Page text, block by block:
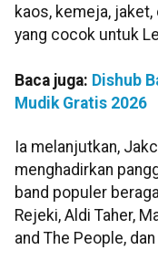
kaos, kemeja,
yang cocok untuk
Baca juga: Dishub
Mudik Gratis 2026
Ia melanjutkan,
menghadirkan
band populer
Rejeki, Aldi Taher,
and The People,